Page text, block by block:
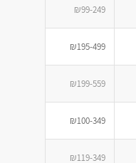
₪99-249
₪195-499
₪199-559
₪100-349
₪119-349